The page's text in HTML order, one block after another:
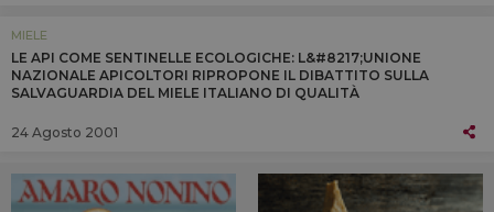
MIELE
LE API COME SENTINELLE ECOLOGICHE: L&#8217;UNIONE
NAZIONALE APICOLTORI RIPROPONE IL DIBATTITO SULLA
SALVAGUARDIA DEL MIELE ITALIANO DI QUALITÀ
24 Agosto 2001